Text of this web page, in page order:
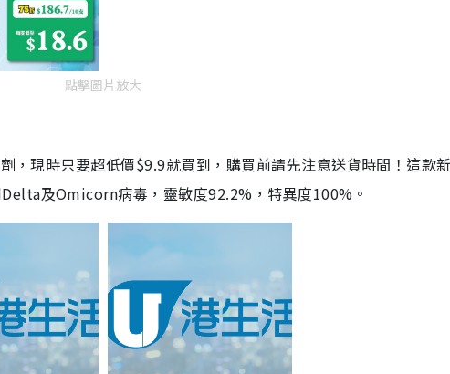
點擊圖片放大
，現時只要超低價$9.9就買到，購買前請先注意送貨時間！這款
及Omicorn病毒，靈敏度92.2%，特異度100%。